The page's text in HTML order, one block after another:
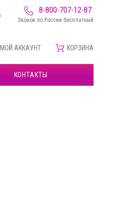
8-800-707-12-87
Звонок по России бесплатный
МОЙ АККАУНТ КОРЗИНА
КОНТАКТЫ